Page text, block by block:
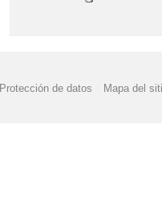
Protección de datos Mapa del